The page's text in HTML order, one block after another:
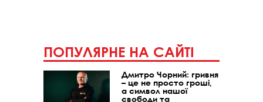
ПОПУЛЯРНЕ НА САЙТІ
Дмитро Чорний: гривня
– це не просто гроші,
а символ нашої
свободи та